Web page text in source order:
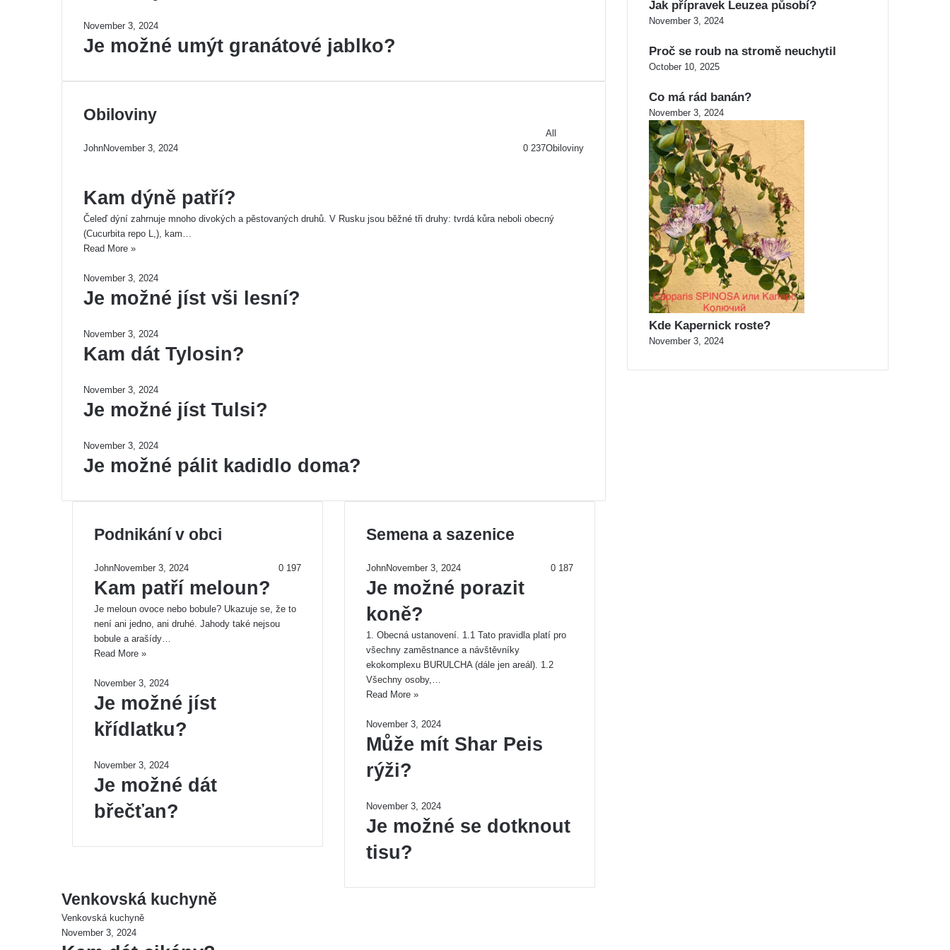
November 3, 2024
Je možné umýt granátové jablko?
Obiloviny
All
Obiloviny
JohnNovember 3, 2024 0 237
Kam dýně patří?
Čeleď dýní zahrnuje mnoho divokých a pěstovaných druhů. V Rusku jsou běžné tři druhy: tvrdá kůra neboli obecný
(Cucurbita repo L,), kam…
Read More »
November 3, 2024
Je možné jíst vši lesní?
November 3, 2024
Kam dát Tylosin?
November 3, 2024
Je možné jíst Tulsi?
November 3, 2024
Je možné pálit kadidlo doma?
Podnikání v obci
JohnNovember 3, 2024 0 197
Kam patří meloun?
Je meloun ovoce nebo bobule? Ukazuje se, že to
není ani jedno, ani druhé. Jahody také nejsou
bobule a arašídy…
Read More »
November 3, 2024
Je možné jíst
křídlatku?
November 3, 2024
Je možné dát
břečťan?
Semena a sazenice
JohnNovember 3, 2024 0 187
Je možné porazit
koně?
1. Obecná ustanovení. 1.1 Tato pravidla platí pro
všechny zaměstnance a návštěvníky
ekokomplexu BURULCHA (dále jen areál). 1.2
Všechny osoby,…
Read More »
November 3, 2024
Může mít Shar Peis
rýži?
November 3, 2024
Je možné se dotknout
tisu?
Jak přípravek Leuzea působí?
November 3, 2024
Proč se roub na stromě neuchytil
October 10, 2025
Co má rád banán?
November 3, 2024
Kde Kapernick roste?
November 3, 2024
Venkovská kuchyně
Venkovská kuchyně
November 3, 2024